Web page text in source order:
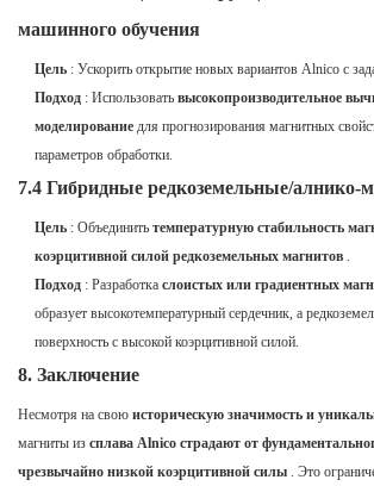
машинного обучения
Цель : Ускорить открытие новых вариантов Alnico с
Подход : Использоватьвысокопроизводительное
моделирование для прогнозирования магнитных
параметров обработки.
7.4 Гибридные редкоземельные/алнико-
Цель : Объединитьтемпературную стабильность
коэрцитивной силой редкоземельных магнитов .
Подход : Разработкаслоистых или градиентных
образует высокотемпературный сердечник, а
поверхность с высокой коэрцитивной силой.
8. Заключение
Несмотря на свою историческую значимость и
магниты из сплава Alnico страдают от
чрезвычайно низкой коэрцитивной силы . Это